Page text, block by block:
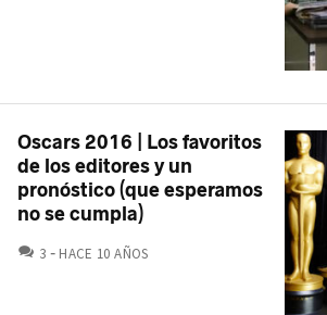
Oscars 2016 | Los favoritos
de los editores y un
pronóstico (que esperamos
no se cumpla)
3 COMENTARIOS
HACE 10 AÑOS